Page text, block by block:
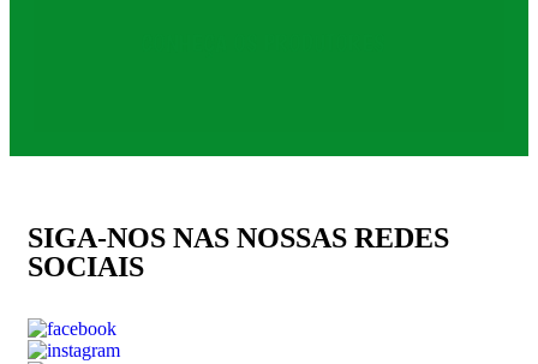
SIGA-NOS NAS NOSSAS REDES
SOCIAIS